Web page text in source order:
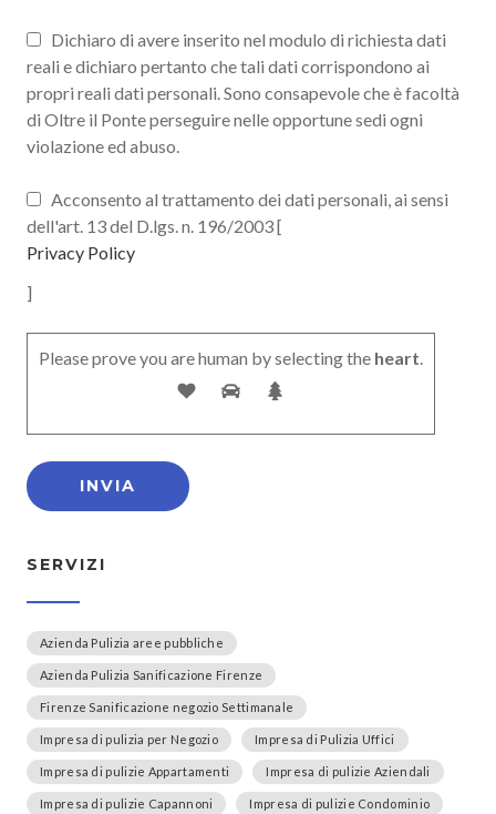
Dichiaro di avere inserito nel modulo di richiesta dati
reali e dichiaro pertanto che tali dati corrispondono ai
propri reali dati personali. Sono consapevole che è facoltà
di Oltre il Ponte perseguire nelle opportune sedi ogni
violazione ed abuso.
Acconsento al trattamento dei dati personali, ai sensi
dell'art. 13 del D.lgs. n. 196/2003 [
Privacy Policy
]
Please prove you are human by selecting the heart.
SERVIZI
Azienda Pulizia aree pubbliche
Azienda Pulizia Sanificazione Firenze
Firenze Sanificazione negozio Settimanale
Impresa di pulizia per Negozio Impresa di Pulizia Uffici
Impresa di pulizie Appartamenti Impresa di pulizie Aziendali
Impresa di pulizie Capannoni Impresa di pulizie Condominio